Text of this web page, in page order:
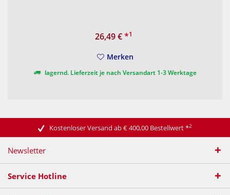
26,49 €*1
Merken
lagernd. Lieferzeit je nach Versandart 1-3 Werktage
Kostenloser Versand ab € 400,00 Bestellwert*2
Newsletter
Service Hotline